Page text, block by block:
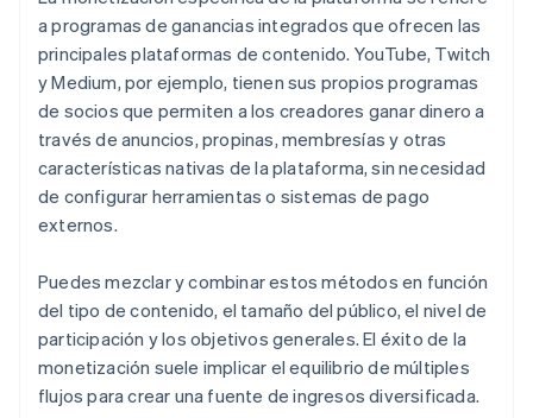
a programas de ganancias integrados que ofrecen las
principales plataformas de contenido. YouTube, Twitch
y Medium, por ejemplo, tienen sus propios programas
de socios que permiten a los creadores ganar dinero a
través de anuncios, propinas, membresías y otras
características nativas de la plataforma, sin necesidad
de configurar herramientas o sistemas de pago
externos.
Puedes mezclar y combinar estos métodos en función
del tipo de contenido, el tamaño del público, el nivel de
participación y los objetivos generales. El éxito de la
monetización suele implicar el equilibrio de múltiples
flujos para crear una fuente de ingresos diversificada.